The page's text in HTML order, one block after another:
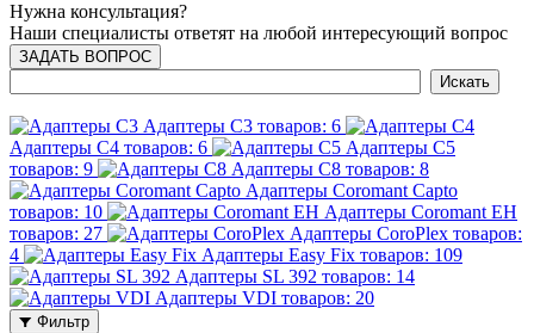
Нужна консультация?
Наши специалисты ответят на любой интересующий вопрос
ЗАДАТЬ ВОПРОС
Адаптеры C3 товаров: 6
Адаптеры C4 товаров: 6
Адаптеры C5
товаров: 9
Адаптеры C8 товаров: 8
Адаптеры Coromant Capto
товаров: 10
Адаптеры Coromant EH
товаров: 27
Адаптеры CoroPlex товаров:
4
Адаптеры Easy Fix товаров: 109
Адаптеры SL 392 товаров: 14
Адаптеры VDI товаров: 20
Фильтр